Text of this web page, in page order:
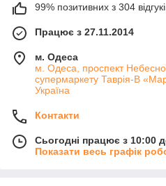
99% позитивних з 304
Працює з 27.11.2014
м. Одеса
м. Одеса, проспект
супермаркету Таврія-В
Україна
Контакти
Сьогодні працює з 10:00
Показати весь графік